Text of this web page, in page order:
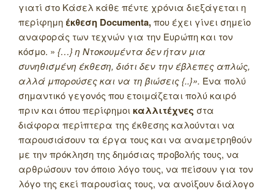
γιατί στο Κάσελ κάθε πέντε χρόνια διεξάγεται η
περίφημη έκθεση Documenta,που έχει γίνει σημείο
αναφοράς των τεχνών για την Ευρώπη και τον
κόσμο. » {…} η Ντοκουμέντα δεν ήταν μια
συνηθισμένη έκθεση, διότι δεν την έβλεπες απλώς,
αλλά μπορούσες και να τη βιώσεις {..}». Ένα πολύ
σημαντικό γεγονός που ετοιμάζεται πολύ καιρό
πριν και όπου περίφημοι καλλιτέχνες στα
διάφορα περίπτερα της έκθεσης καλούνται να
παρουσιάσουν τα έργα τους και να αναμετρηθούν
με την πρόκληση της δημόσιας προβολής τους, να
αρθρώσουν τον όποιο λόγο τους, να πείσουν για τον
λόγο της εκεί παρουσίας τους, να ανοίξουν διάλογο